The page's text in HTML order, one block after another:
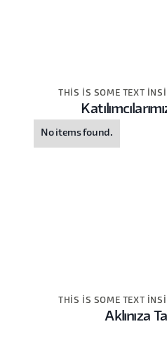
THIS IS SOME TEXT
No items found.
THIS IS SOME TEXT
Aklınıza